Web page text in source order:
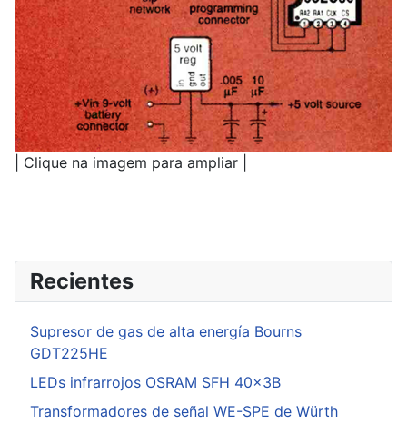
| Clique na imagem para ampliar |
Recientes
Supresor de gas de alta energía Bourns
GDT225HE
LEDs infrarrojos OSRAM SFH 40x3B
Transformadores de señal WE-SPE de Würth